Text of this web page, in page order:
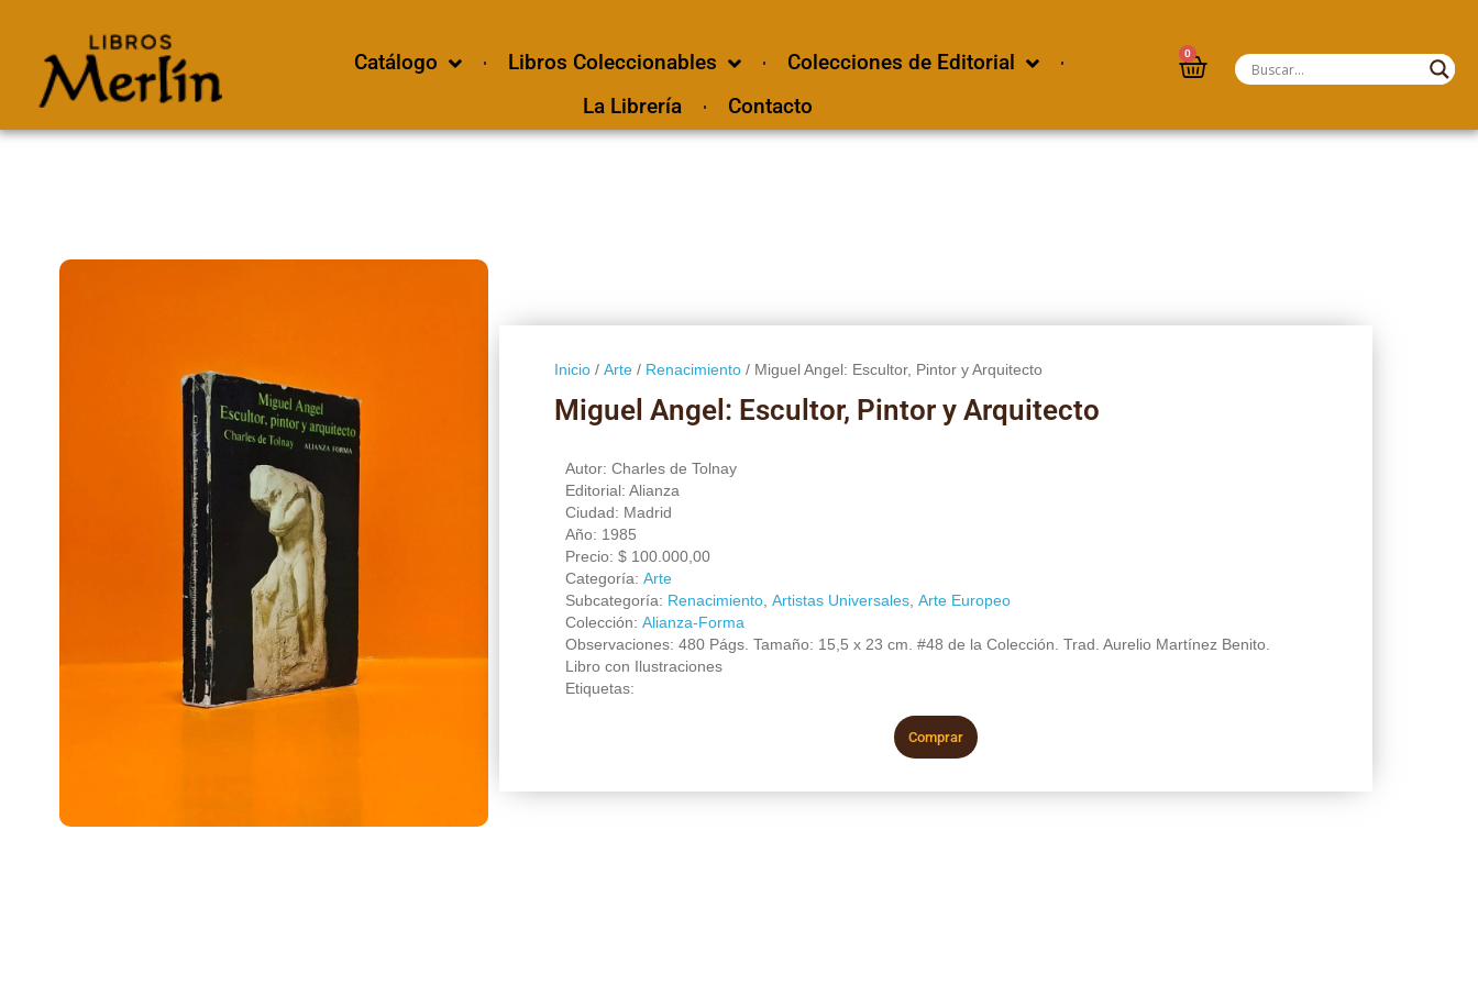
Catálogo Libros Coleccionables
Colecciones de Editorial
La Librería
Contacto
0
Inicio/ Arte/ Renacimiento/ Miguel Angel: Escultor, Pintor y Arquitecto
Miguel Angel: Escultor, Pintor y Arquitecto
Autor: Charles de Tolnay
Editorial: Alianza
Ciudad: Madrid
Año: 1985
Precio: $100.000,00
Categoría: Arte
Subcategoría: Renacimiento, Artistas Universales, Arte Europeo
Colección: Alianza-Forma
Observaciones: 480 Págs. Tamaño: 15,5 x 23 cm. #48 de la Colección. Trad. Aurelio Martínez Benito.
Libro con Ilustraciones
Etiquetas:
Comprar